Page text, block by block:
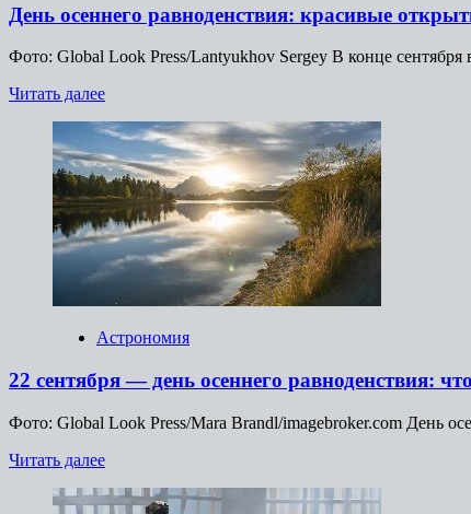
День осеннего равноденствия: красивые
Фото: Global Look Press/Lantyukhov Sergey В конце
Читать далееПрочитать
о
День
осеннего
равноденствия:
красивые
открытки,
прикольные
картинки
Астрономия
22 сентября — день осеннего равноденствия:
Фото: Global Look Press/Mara Brandl/imagebroker.com День
Читать далееПрочитать
о